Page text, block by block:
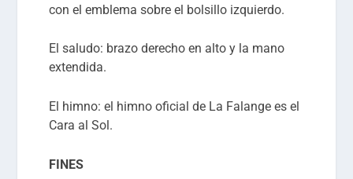
con el emblema sobre el bolsillo izquierdo.
El saludo: brazo derecho en alto y la mano
extendida.
El himno: el himno oficial de La Falange es el
Cara al Sol.
FINES